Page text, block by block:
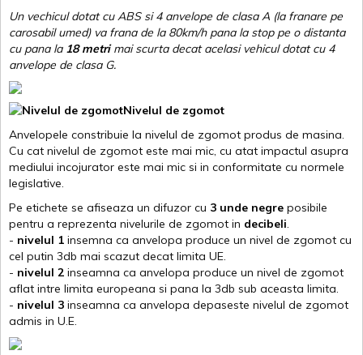
Un vechicul dotat cu ABS si 4 anvelope de clasa A (la franare pe
carosabil umed) va frana de la 80km/h pana la stop pe o distanta
cu pana la 18 metrimai scurta decat acelasi vehicul dotat cu 4
anvelope de clasa G.
Nivelul de zgomot
Anvelopele constribuie la nivelul de zgomot produs de masina.
Cu cat nivelul de zgomot este mai mic, cu atat impactul asupra
mediului incojurator este mai mic si in conformitate cu normele
legislative.
Pe etichete se afiseaza un difuzor cu 3 unde negre posibile
pentru a reprezenta nivelurile de zgomot in decibeli
- nivelul 1 insemna ca anvelopa produce un nivel de zgomot cu
cel putin 3db mai scazut decat limita UE.
- nivelul 2 inseamna ca anvelopa produce un nivel de zgomot
aflat intre limita europeana si pana la 3db sub aceasta limita.
- nivelul 3 inseamna ca anvelopa depaseste nivelul de zgomot
admis in U.E.